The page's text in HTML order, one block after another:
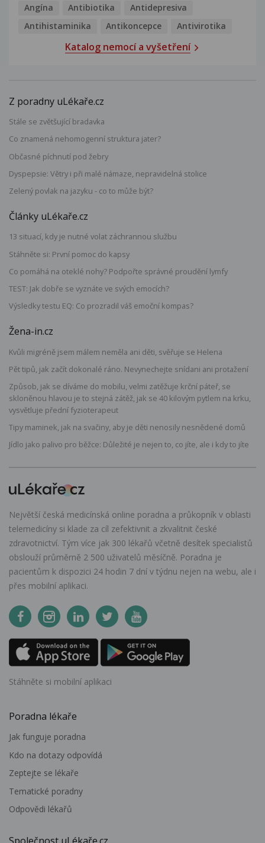
Angína
Antibiotika
Antidepresiva
Antihistaminika
Antikoncepce Antivirotika
Katalog nemocí a vyšetření
Z poradny uLékaře.cz
Stále se zvětšující bradavka
Co znamená nehomogenní struktura jater?
Občasné píchnutí pod žebry
Dyspepsie: Větry i při malé námaze, nepravidelná stolice
Zelený povlak na jazyku - co to může být?
Články uLékaře.cz
13 situací, kdy je nutné volat záchrannou službu
Stáhněte si: První pomoc do kapsy
Co pomáhá na oteklé nohy? Podpořte správné proudění lymfy
TEST: Jak dobře se vyznáte ve svých emocích?
Výsledky testu EQ: Co prozradil váš emoční kompas?
Žena-in.cz
Kvůli migréně jsem málem neměla ani děti, svěřuje se Helena
Pět tipů, jak začít dokonalé ráno. Nevynechejte snídani ani protažení
Způsob, jak se díváme do mobilu, velmi zatěžuje krční páteř, se
skloněnou hlavou je to stejná zátěž, jak se 40 kilovým pytlem na krku,
vysvětluje přední fyzioterapeut
Tipy maminek, jak na svačiny, aby je děti nenosily nesnědené domů
Jídlo jako palivo pro běžce: Důležité je nejen to, co jíte, ale i kdy to jíte
Největší česká medicínská online poradna a průkopník v oblasti
telemedicíny si klade za cíl zefektivnit a zkvalitnit české
zdravotnictví. Tým více jak 300 lékařů včetně desítek specialistů
obslouží průměrně 2 500 uživatelů měsíčně. Poradna je
pacientům k dispozici 24 hodin 7 dní v týdnu nejen na webu, ale i
přes mobilní aplikaci.
Stáhněte si mobilní aplikaci
Poradna lékaře
Jak funguje poradna
Kdo na dotazy odpovídá
Zeptejte se lékaře
Tematické poradny
Odpovědi lékařů